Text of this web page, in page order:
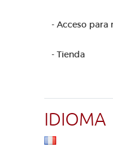
- Acceso para
- Tienda
IDIOMA